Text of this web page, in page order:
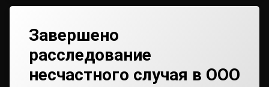
Завершено
расследование
несчастного случая в ООО